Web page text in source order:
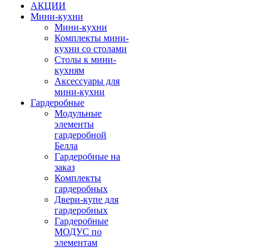
АКЦИИ
Мини-кухни
Мини-кухни
Комплекты мини-
кухни со столами
Столы к мини-
кухням
Аксессуары для
мини-кухни
Гардеробные
Модульные
элементы
гардеробной
Белла
Гардеробные на
заказ
Комплекты
гардеробных
Двери-купе для
гардеробных
Гардеробные
МОДУС по
элементам